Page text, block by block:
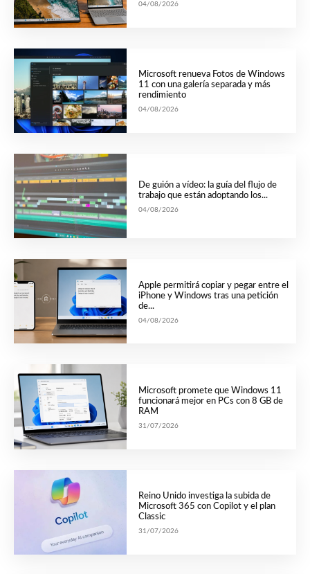
04/08/2026
Microsoft renueva Fotos de Windows
11 con una galería separada y más
rendimiento
04/08/2026
De guión a vídeo: la guía del flujo de
trabajo que están adoptando los...
04/08/2026
Apple permitirá copiar y pegar entre el
iPhone y Windows tras una petición
de...
04/08/2026
Microsoft promete que Windows 11
funcionará mejor en PCs con 8 GB de
RAM
31/07/2026
Reino Unido investiga la subida de
Microsoft 365 con Copilot y el plan
Classic
31/07/2026